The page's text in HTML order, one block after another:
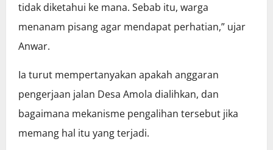
tidak diketahui ke mana. Sebab itu, warga
menanam pisang agar mendapat perhatian,” ujar
Anwar.
Ia turut mempertanyakan apakah anggaran
pengerjaan jalan Desa Amola dialihkan, dan
bagaimana mekanisme pengalihan tersebut jika
memang hal itu yang terjadi.